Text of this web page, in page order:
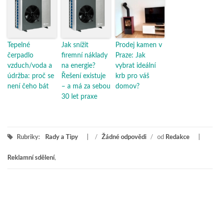
Tepelné
čerpadlo
vzduch/voda a
údržba: proč se
není čeho bát
Jak snížit
firemní náklady
na energie?
Řešení existuje
– a má za sebou
30 let praxe
Prodej kamen v
Praze: Jak
vybrat ideální
krb pro váš
domov?
Rubriky: Rady a Tipy / Žádné odpovědi / od Redakce
Reklamní sdělení,